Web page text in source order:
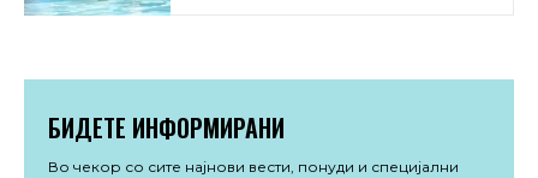
БИДЕТЕ ИНФОРМИРАНИ
Во чекор со сите најнови вести, понуди и специјални